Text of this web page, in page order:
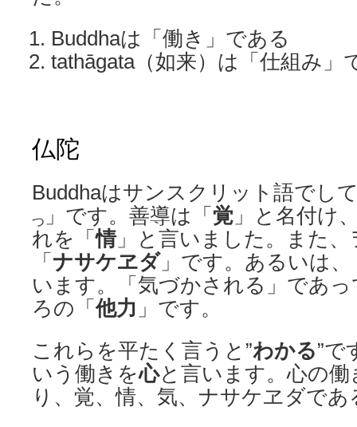
Buddhaは「働き」である
tathāgata（如来）は「仕組み」
仏陀
Buddhaはサンスクリット語でし
つ 」です。善導は「 覚 」と名付け
れを「情」と言いました。また
「 ナサケヱダ」です。あるいは、
います。「気づかされる」であ
ろの「他力 」です。
これらを平たく言うと”わかる”で
いう働きを心と言います。心の働
り、覚、情、気、ナサケヱダであ